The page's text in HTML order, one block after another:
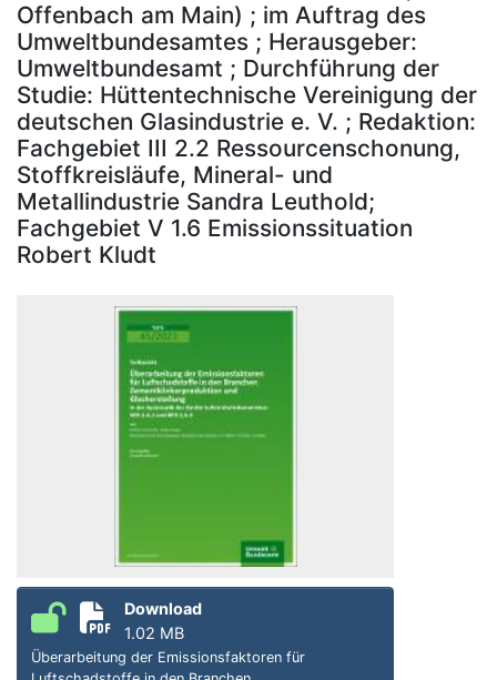
Offenbach am Main) ; im Auftrag des
Umweltbundesamtes ; Herausgeber:
Umweltbundesamt ; Durchführung der
Studie: Hüttentechnische Vereinigung der
deutschen Glasindustrie e. V. ; Redaktion:
Fachgebiet III 2.2 Ressourcenschonung,
Stoffkreisläufe, Mineral- und
Metallindustrie Sandra Leuthold;
Fachgebiet V 1.6 Emissionssituation
Robert Kludt
Download
1.02 MB
Überarbeitung der Emissionsfaktoren für